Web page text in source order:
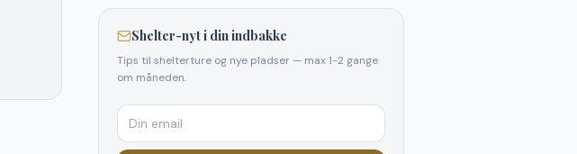
Shelter-nyt i din indbakke
Tips til shelterture og nye pladser — max 1-2 gange
om måneden.